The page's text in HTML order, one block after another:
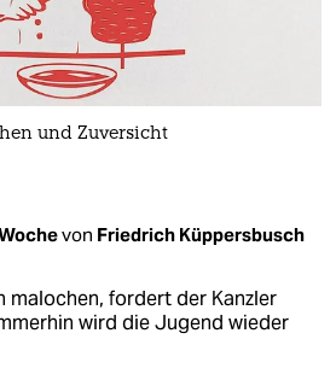
und Zuversicht
von Friedrich Küppersbusch
malochen, fordert der Kanzler
wird die Jugend wieder